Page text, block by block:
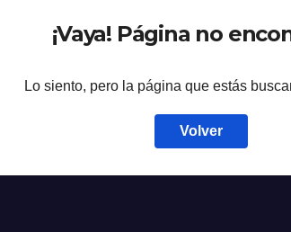
¡Vaya! Página no
Lo siento, pero la página que estás
Volver